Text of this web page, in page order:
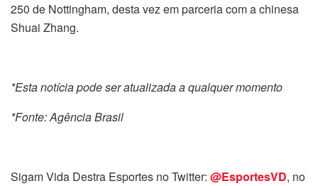
250 de Nottingham, desta vez em parceria com a chinesa
Shuai Zhang.
*Esta notícia pode ser atualizada a qualquer momento
*Fonte: Agência Brasil
Sigam Vida Destra Esportes no Twitter: @EsportesVD, no